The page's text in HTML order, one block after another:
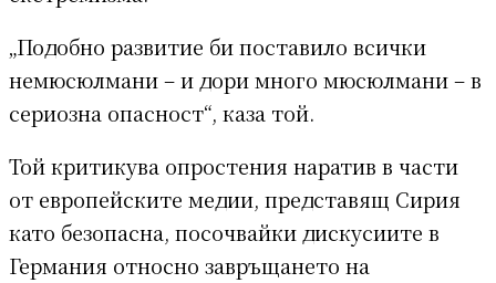
„Подобно развитие би поставило всички
немюсюлмани – и дори много мюсюлмани – в
сериозна опасност“, каза той.
Той критикува опростения наратив в части
от европейските медии, представящ Сирия
като безопасна, посочвайки дискусиите в
Германия относно завръщането на